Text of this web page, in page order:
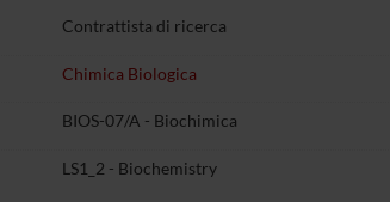
Contrattista di ricerca
Chimica Biologica
BIOS-07/A - Biochimica
LS1_2 - Biochemistry